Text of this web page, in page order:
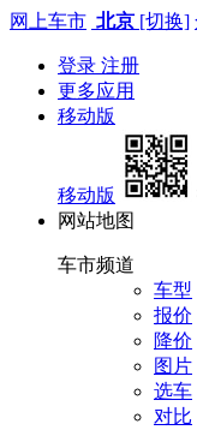
网上车市 北京 [切换]
登录 注册
更多应用
移动版
移动版
网站地图
车市频道
车型
报价
降价
图片
选车
对比